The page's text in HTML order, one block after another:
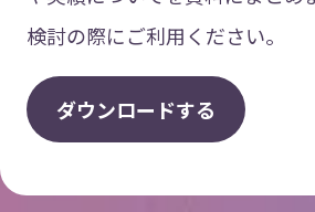
検討の際にご利用ください。
ダウンロー ドする